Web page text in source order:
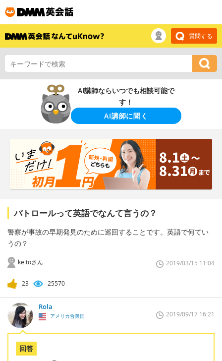
質問する
AI講師ならいつでも相談可能で
す！
AI講師に聞く
パトロールって英語でなんて言うの？
警察が事故の早期発見のために巡回することです。英語で何てい
うの？
keitoさん 2019/03/15 11:04
23 25570
Rola
アメリカ合衆国 2019/09/17 16:21
回答